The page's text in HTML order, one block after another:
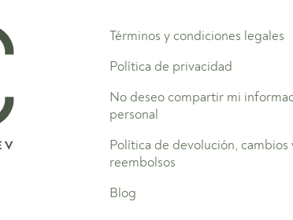
Términos y condiciones legales
Política de privacidad
No deseo compartir mi
personal
Política de devolución, cambios
reembolsos
Blog